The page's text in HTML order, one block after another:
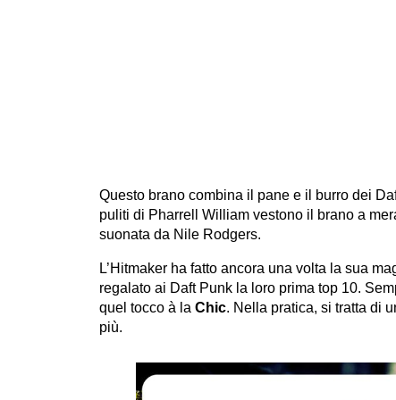
Questo brano combina il pane e il burro dei
puliti di Pharrell William vestono il brano a
suonata da Nile Rodgers.
L’Hitmaker ha fatto ancora una volta la sua
regalato ai Daft Punk la loro prima top 10.
quel tocco à la Chic. Nella pratica, si tratta di
più.